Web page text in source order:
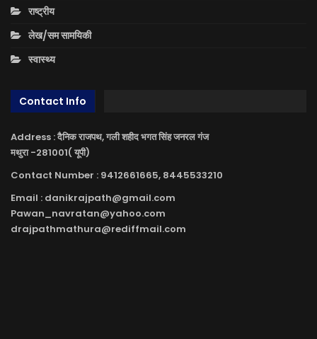
राष्ट्रीय
लेख/सम सामयिकी
स्वास्थ्य
Contact Info
Address : दैनिक राजपथ, गली शहीद भगत सिंह जनरल गंज
मथुरा -281001( यूपी)
Contact Number : 9412661665, 8445533210
Email : danikrajpath@gmail.com
Pawan_navratan@yahoo.com
drajpathmathura@rediffmail.com